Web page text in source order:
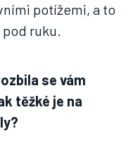
potížemi, a to
ruku.
se vám
těžké je na